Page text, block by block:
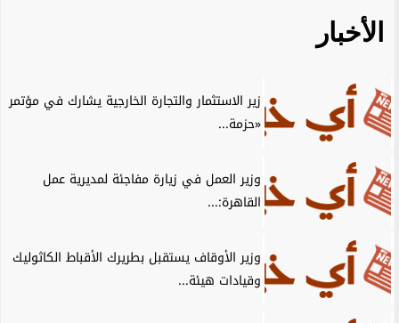
الأخبار
زير الاستثمار والتجارة الخارجية يشارك في مؤتمر
«حزمة...
وزير العمل في زيارة مفاجئة لمديرية عمل
القاهرة:...
وزير الأوقاف يستقبل بطريرك الأقباط الكاثوليك
وقيادات هيئة...